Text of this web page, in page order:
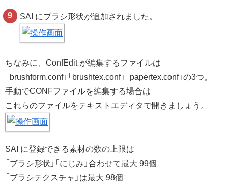
SAI にブラシ形状が追加されました。
ちなみに、ConfEdit が編集するファイルは
「brushform.conf」「brushtex.conf」「papertex.conf」の3つ。
手動でCONFファイルを編集する場合は
これらのファイルをテキストエディタで開きましょう。
SAI に登録できる素材の数の上限は
「ブラシ形状」「にじみ」合わせて最大 99個
「ブラシテクスチャ」は最大 98個